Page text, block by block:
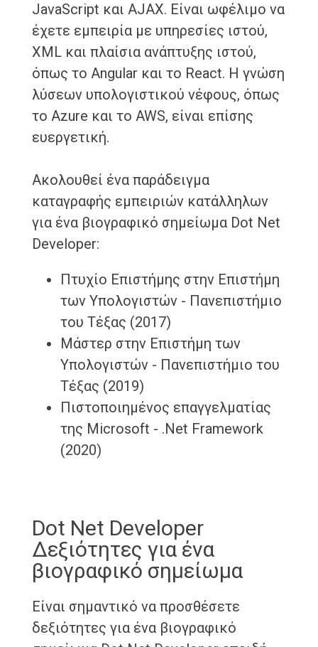
JavaScript και AJAX. Είναι ωφέλιμο να
έχετε εμπειρία με υπηρεσίες ιστού,
XML και πλαίσια ανάπτυξης ιστού,
όπως το Angular και το React. Η γνώση
λύσεων υπολογιστικού νέφους, όπως
το Azure και το AWS, είναι επίσης
ευεργετική.
Ακολουθεί ένα παράδειγμα
καταγραφής εμπειριών κατάλληλων
για ένα βιογραφικό σημείωμα Dot Net
Developer:
Πτυχίο Επιστήμης στην Επιστήμη
των Υπολογιστών - Πανεπιστήμιο
του Τέξας (2017)
Μάστερ στην Επιστήμη των
Υπολογιστών - Πανεπιστήμιο του
Τέξας (2019)
Πιστοποιημένος επαγγελματίας
της Microsoft - .Net Framework
(2020)
Dot Net Developer
Δεξιότητες για ένα
βιογραφικό σημείωμα
Είναι σημαντικό να προσθέσετε
δεξιότητες για ένα βιογραφικό